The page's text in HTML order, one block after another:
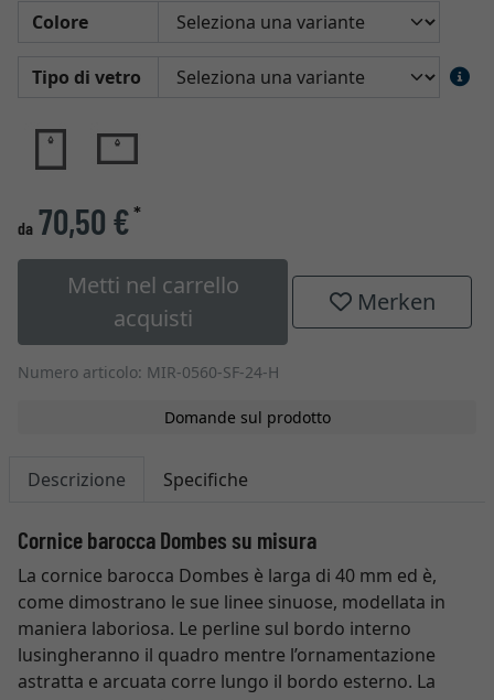
Colore
Tipo di vetro
da 70,50 €*
Metti nel carrello
acquisti
Merken
Numero articolo: MIR-0560-SF-24-H
Domande sul prodotto
Descrizione Specifiche
Cornice barocca Dombes su misura
La cornice barocca Dombes è larga di 40 mm ed è,
come dimostrano le sue linee sinuose, modellata in
maniera laboriosa. Le perline sul bordo interno
lusingheranno il quadro mentre l’ornamentazione
astratta e arcuata corre lungo il bordo esterno. La